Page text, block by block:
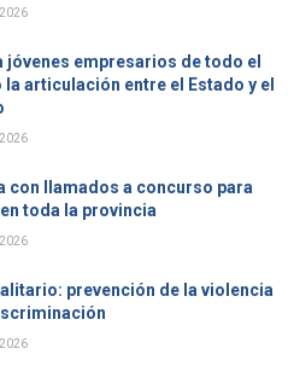
jóvenes empresarios de todo el
la articulación entre el Estado y el
con llamados a concurso para
toda la provincia
prevención de la violencia